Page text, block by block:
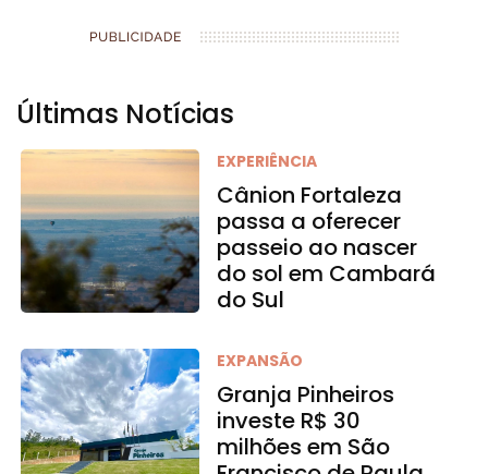
Últimas Notícias
EXPERIÊNCIA
Cânion Fortaleza
passa a oferecer
passeio ao nascer
do sol em Cambará
do Sul
EXPANSÃO
Granja Pinheiros
investe R$ 30
milhões em São